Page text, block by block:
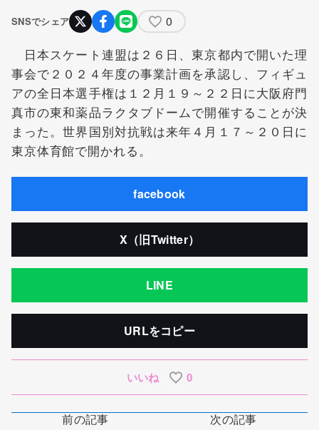
SNSでシェア 0
日本スケート連盟は２６日、東京都内で開いた理
事会で２０２４年度の事業計画を承認し、フィギュ
アの全日本選手権は１２月１９～２２日に大阪府門
真市の東和薬品ラクタブドームで開催することが決
まった。世界国別対抗戦は来年４月１７～２０日に
東京体育館で開かれる。
facebook
X（旧Twitter）
LINE
URLをコピー
いいね 0
前の記事 次の記事